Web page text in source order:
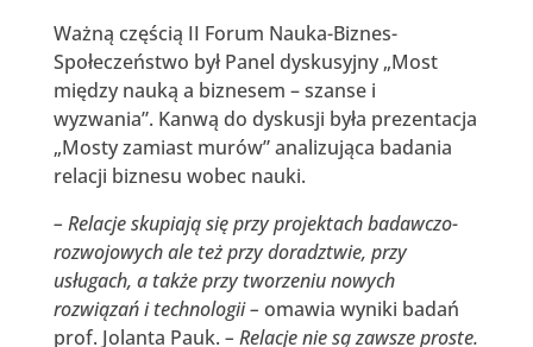
Ważną częścią II Forum Nauka-Biznes-
Społeczeństwo był Panel dyskusyjny „Most
między nauką a biznesem – szanse i
wyzwania”. Kanwą do dyskusji była prezentacja
„Mosty zamiast murów” analizująca badania
relacji biznesu wobec nauki.
– Relacje skupiają się przy projektach badawczo-
rozwojowych ale też przy doradztwie, przy
usługach, a także przy tworzeniu nowych
rozwiązań i technologii – omawia wyniki badań
prof. Jolanta Pauk. – Relacje nie są zawsze proste.